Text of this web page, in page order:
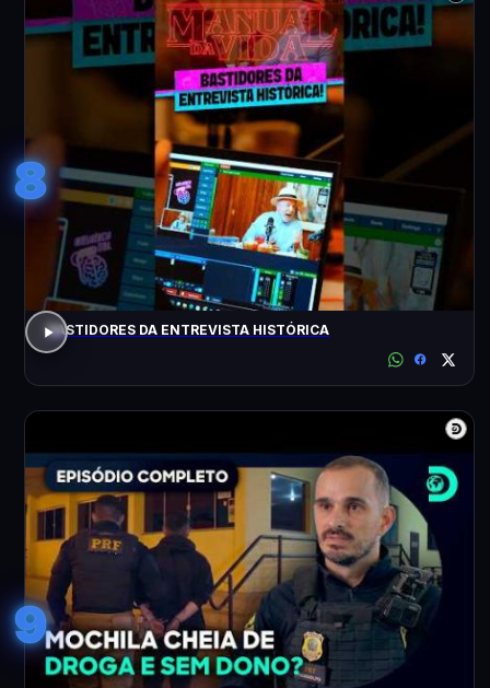
8
BASTIDORES DA ENTREVISTA HISTÓRICA
9